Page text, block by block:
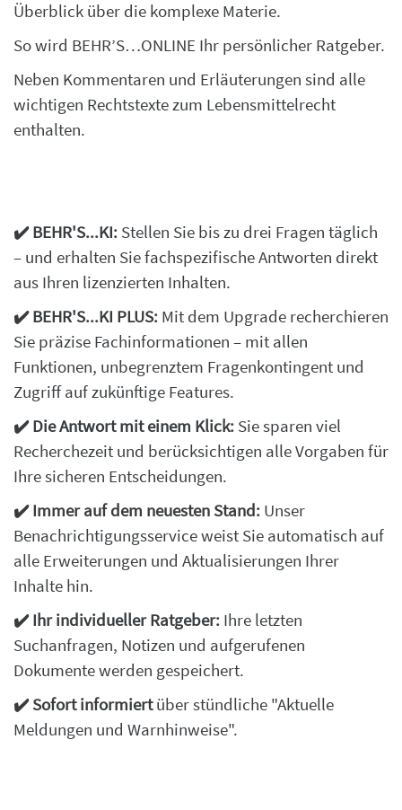
Überblick über die komplexe Materie.
So wird BEHR’S…ONLINE Ihr persönlicher Ratgeber.
Neben Kommentaren und Erläuterungen sind alle
wichtigen Rechtstexte zum Lebensmittelrecht
enthalten.
✔️ BEHR'S...KI: Stellen Sie bis zu drei Fragen täglich
– und erhalten Sie fachspezifische Antworten direkt
aus Ihren lizenzierten Inhalten.
✔️ BEHR'S...KI PLUS: Mit dem Upgrade recherchieren
Sie präzise Fachinformationen – mit allen
Funktionen, unbegrenztem Fragenkontingent und
Zugriff auf zukünftige Features.
✔️ Die Antwort mit einem Klick: Sie sparen viel
Recherchezeit und berücksichtigen alle Vorgaben für
Ihre sicheren Entscheidungen.
✔️ Immer auf dem neuesten Stand: Unser
Benachrichtigungsservice weist Sie automatisch auf
alle Erweiterungen und Aktualisierungen Ihrer
Inhalte hin.
✔️ Ihr individueller Ratgeber: Ihre letzten
Suchanfragen, Notizen und aufgerufenen
Dokumente werden gespeichert.
✔️ Sofort informiertüber stündliche "Aktuelle
Meldungen und Warnhinweise".